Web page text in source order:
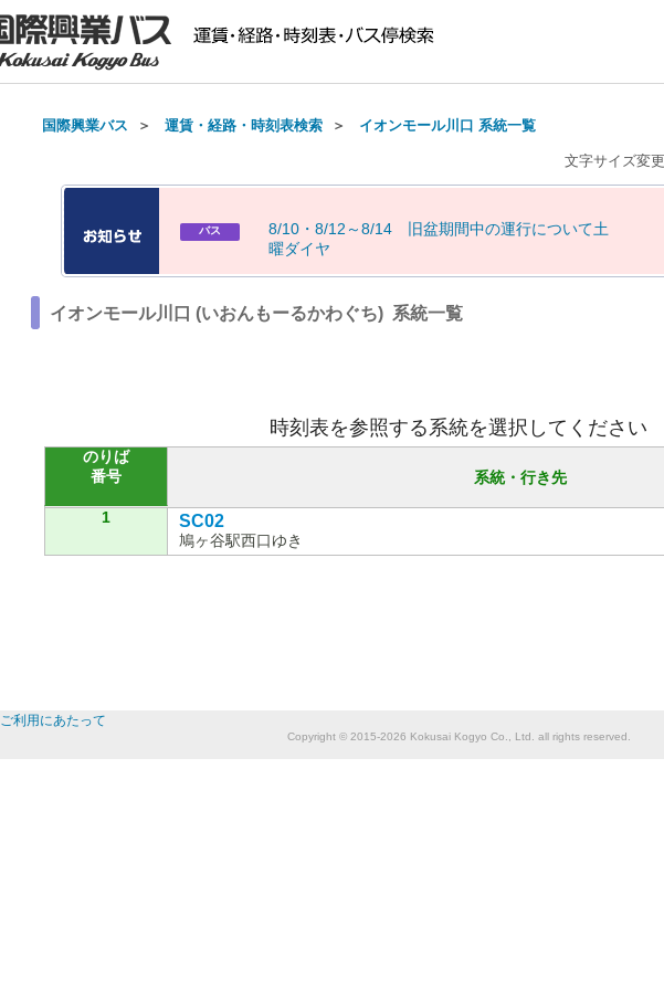
国際興業バス ＞ 運賃・経路・時刻表検索 ＞ イオンモール川口 系統一覧
文字サイズ変更
バス 8/10 ・ 8/1 2 ～8/14 旧盆期間中の運行について土
曜ダイヤ
イオンモール川口 (いおんもーるかわぐち) 系統一覧
時刻表を参照する系統を選択してください
のりば
番号
系統・行き先
1 SC02
鳩ヶ谷駅西口ゆき
ご利用にあたって
Copyright © 2015-2026 Kokusai Kogyo Co., Ltd. all rights reserved.